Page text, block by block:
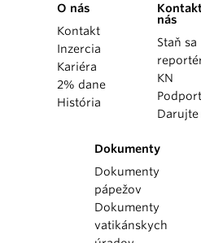
O nás
Kontakt
Inzercia
Kariéra
2% dane
História
nás
Staň sa
KN
Darujte
Dokumenty
Dokumenty
pápežov
Dokumenty
vatikánskych